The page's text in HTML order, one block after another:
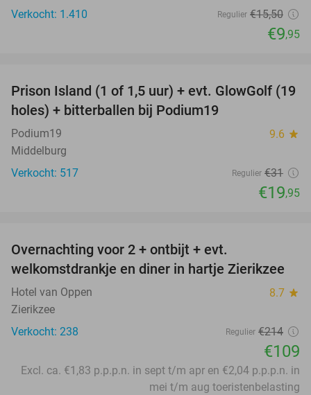
Verkocht: 1.410
Regulier €15,50
€9,95
36%
Prison Island (1 of 1,5 uur) + evt. GlowGolf (19
holes) + bitterballen bij Podium19
Podium19 9.6 star
Middelburg
Verkocht: 517
Regulier €31
€19,95
Overnachting voor 2 + ontbijt + evt.
welkomstdrankje en diner in hartje Zierikzee
Hotel van Oppen 8.7 star
Zierikzee
Verkocht: 238
Regulier €214
€109
Excl. ca. €1,83 p.p.p.n. in sept t/m apr en €2,04 p.p.p.n. in
mei t/m aug toeristenbelasting